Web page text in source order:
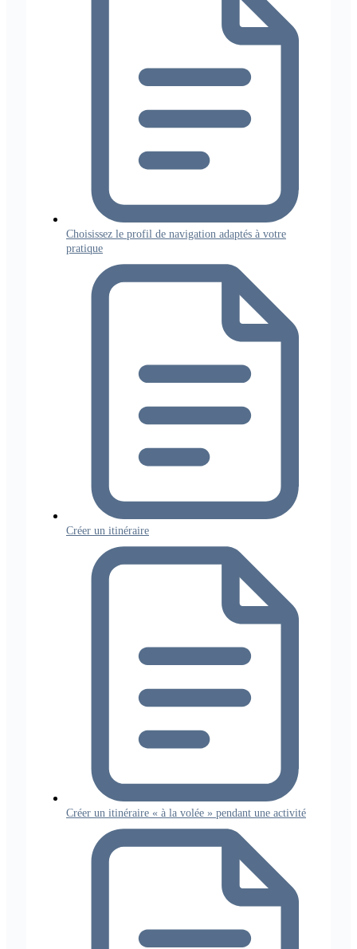
Choisissez le profil de navigation adaptés à votre
pratique
Créer un itinéraire
Créer un itinéraire « à la volée » pendant une activité